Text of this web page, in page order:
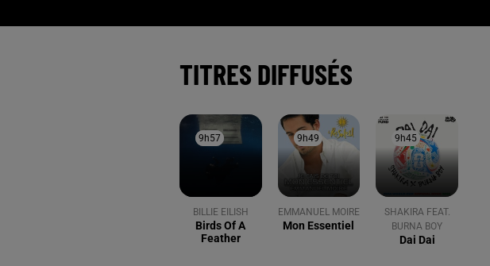
TITRES DIFFUSÉS
9h57
9h57
BILLIE EILISH
Birds Of A
Feather
9h49
9h49
EMMANUEL MOIRE
Mon Essentiel
9h45
9h45
SHAKIRA FEAT.
BURNA BOY
Dai Dai